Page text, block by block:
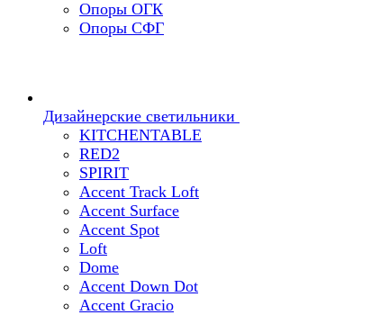
Опоры ОГК
Опоры СФГ
Дизайнерские светильники
KITCHENTABLE
RED2
SPIRIT
Accent Track Loft
Accent Surface
Accent Spot
Loft
Dome
Accent Down Dot
Accent Gracio